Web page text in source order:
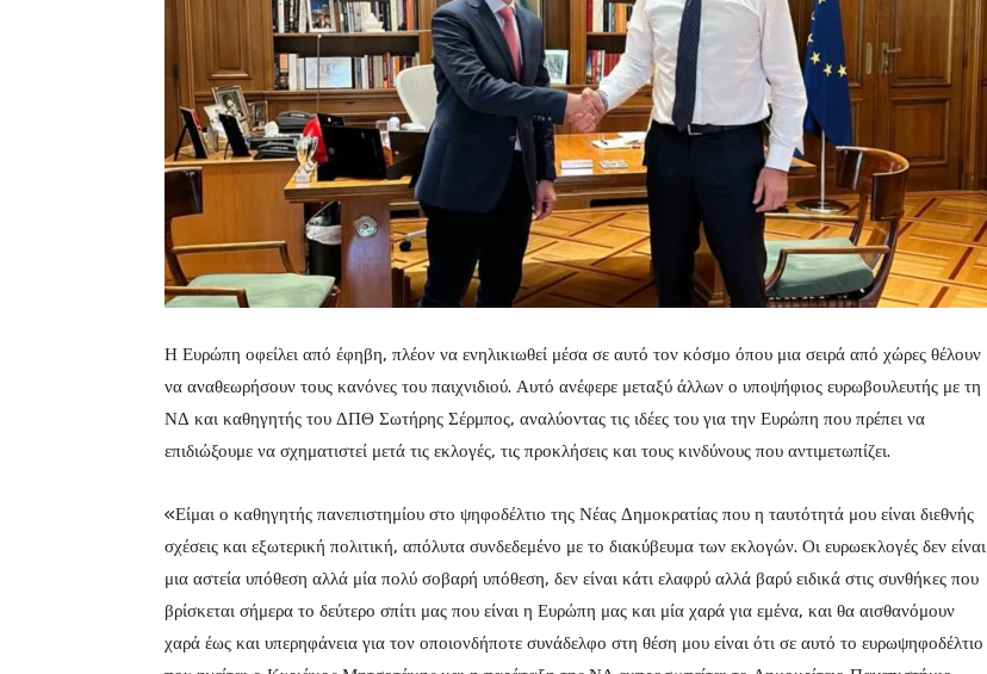
Η Ευρώπη οφείλει από έφηβη, πλέον να ενηλικιωθεί μέσα σε αυτό τον κόσμο όπου μια σειρά από χώρες θέλουν
να αναθεωρήσουν τους κανόνες του παιχνιδιού. Αυτό ανέφερε μεταξύ άλλων ο υποψήφιος ευρωβουλευτής με τη
ΝΔ και καθηγητής του ΔΠΘ Σωτήρης Σέρμπος, αναλύοντας τις ιδέες του για την Ευρώπη που πρέπει να
επιδιώξουμε να σχηματιστεί μετά τις εκλογές, τις προκλήσεις και τους κινδύνους που αντιμετωπίζει.
«Είμαι ο καθηγητής πανεπιστημίου στο ψηφοδέλτιο της Νέας Δημοκρατίας που η ταυτότητά μου είναι διεθνής
σχέσεις και εξωτερική πολιτική, απόλυτα συνδεδεμένο με το διακύβευμα των εκλογών. Οι ευρωεκλογές δεν είναι
μια αστεία υπόθεση αλλά μία πολύ σοβαρή υπόθεση, δεν είναι κάτι ελαφρύ αλλά βαρύ ειδικά στις συνθήκες που
βρίσκεται σήμερα το δεύτερο σπίτι μας που είναι η Ευρώπη μας και μία χαρά για εμένα, και θα αισθανόμουν
χαρά έως και υπερηφάνεια για τον οποιονδήποτε συνάδελφο στη θέση μου είναι ότι σε αυτό το ευρωψηφοδέλτιο